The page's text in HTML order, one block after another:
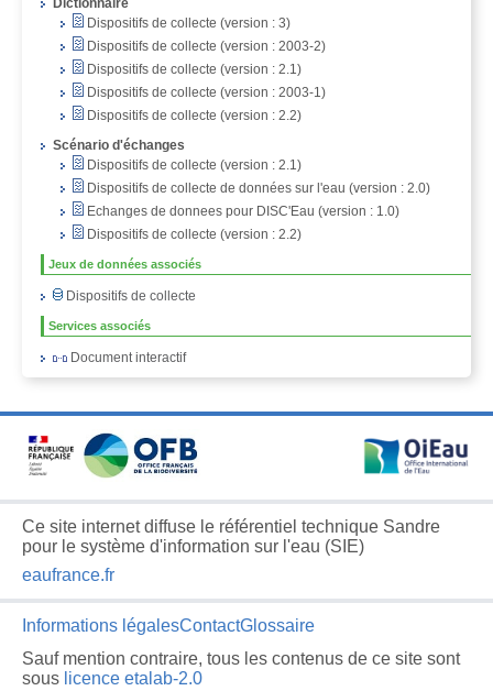
Dispositifs de collecte (version : 3)
Dispositifs de collecte (version : 2003-2)
Dispositifs de collecte (version : 2.1)
Dispositifs de collecte (version : 2003-1)
Dispositifs de collecte (version : 2.2)
Scénario d'échanges
Dispositifs de collecte (version : 2.1)
Dispositifs de collecte de données sur l'eau (version : 2.0)
Echanges de donnees pour DISC'Eau (version : 1.0)
Dispositifs de collecte (version : 2.2)
Jeux de données associés
Dispositifs de collecte
Services associés
Document interactif
Ce site internet diffuse le référentiel technique Sandre
pour le système d'information sur l'eau (SIE)
eaufrance.fr
Informations légalesContactGlossaire
Sauf mention contraire, tous les contenus de ce site sont
sous licence etalab-2.0